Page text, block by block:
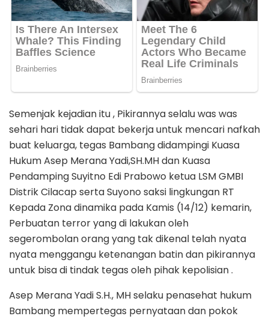
Semenjak kejadian itu , Pikirannya selalu was was
sehari hari tidak dapat bekerja untuk mencari nafkah
buat keluarga, tegas Bambang didampingi Kuasa
Hukum Asep Merana Yadi,SH.MH dan Kuasa
Pendamping Suyitno Edi Prabowo ketua LSM GMBI
Distrik Cilacap serta Suyono saksi lingkungan RT
Kepada Zona dinamika pada Kamis (14/12) kemarin,
Perbuatan terror yang di lakukan oleh
segerombolan orang yang tak dikenal telah nyata
nyata menggangu ketenangan batin dan pikirannya
untuk bisa di tindak tegas oleh pihak kepolisian .
Asep Merana Yadi S.H., MH selaku penasehat hukum
Bambang mempertegas pernyataan dan pokok